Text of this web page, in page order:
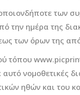
των
την ημέρα της
των όρων της
τόπου
νομοθετικές
ηθών και του